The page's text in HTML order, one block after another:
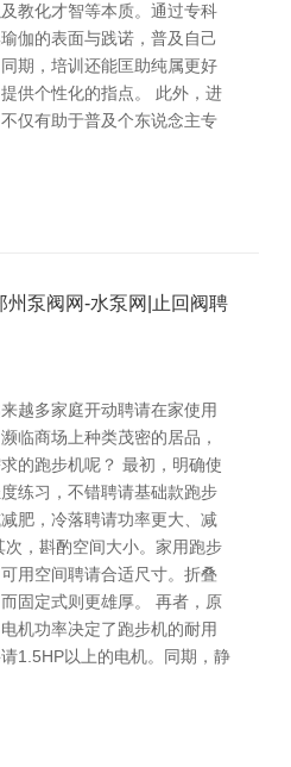
教化才智等本质。通过专科
伽的表面与践诺，普及自己
期，培训还能匡助纯属更好
供个性化的指点。 此外，进
仅有助于普及个东说念主专
州泵阀网-水泵网|止回阀聘
越多家庭开动聘请在家使用
临商场上种类茂密的居品，
的跑步机呢？ 最初，明确使
练习，不错聘请基础款跑步
肥，冷落聘请功率更大、减
，斟酌空间大小。家用跑步
用空间聘请合适尺寸。折叠
固定式则更雄厚。 再者，原
机功率决定了跑步机的耐用
1.5HP以上的电机。同期，静